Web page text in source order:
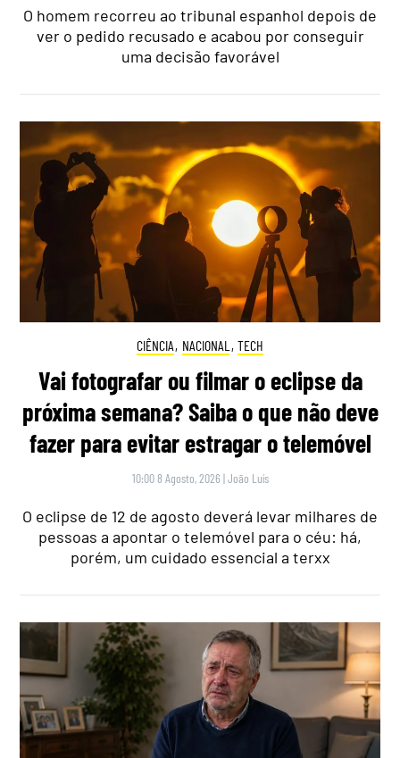
O homem recorreu ao tribunal espanhol depois de
ver o pedido recusado e acabou por conseguir
uma decisão favorável
CIÊNCIA, NACIONAL , TECH
Vai fotografar ou filmar o eclipse da
próxima semana? Saiba o que não deve
fazer para evitar estragar o telemóvel
10:00 8 Agosto, 2026 |João Luís
O eclipse de 12 de agosto deverá levar milhares de
pessoas a apontar o telemóvel para o céu: há,
porém, um cuidado essencial a terxx